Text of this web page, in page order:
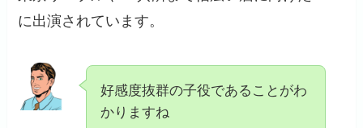
に出演されています。
好感度抜群の子役であることがわ
かりますね